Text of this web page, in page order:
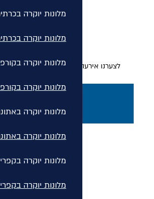
מלונות יוקרה
מלונות יוקרה
מלונות יוקרה
מלונות יוקרה
מלונות יוקרה
מלונות יוקרה
מלונות יוקרה
מלונות יוקרה
לצערנו אירעה שגיאה, אנא רענן את
רענן